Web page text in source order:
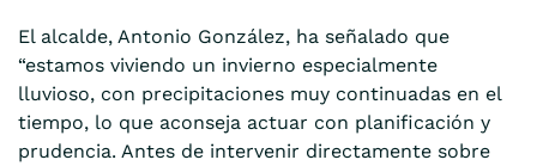
El alcalde, Antonio González, ha señalado que
“estamos viviendo un invierno especialmente
lluvioso, con precipitaciones muy continuadas en el
tiempo, lo que aconseja actuar con planificación y
prudencia. Antes de intervenir directamente sobre